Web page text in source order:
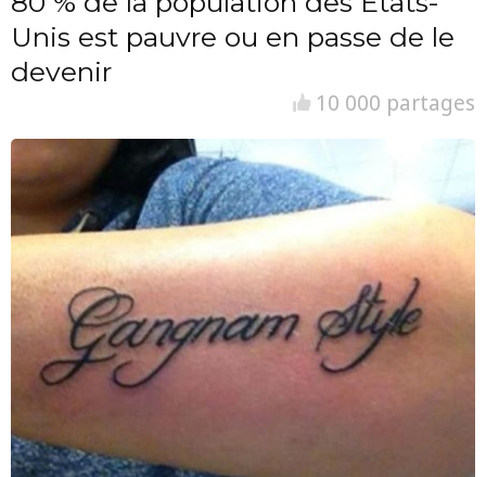
Unis est pauvre ou en passe de le
devenir
10 000 partages